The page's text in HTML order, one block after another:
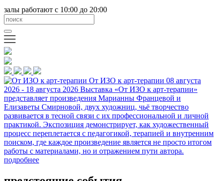
залы работают с 10:00 до 20:00
От ИЗО к арт-терапии 08 августа
2026 - 18 августа 2026 Выставка «От ИЗО к арт-терапии»
представляет произведения Марианны Францевой и
Елизаветы Смирновой, двух художниц, чьё творчество
развивается в тесной связи с их профессиональной и личной
практикой. Экспозиция демонстрирует, как художественный
процесс переплетается с педагогикой, терапией и внутренним
поиском, где каждое произведение является не просто итогом
работы с материалами, но и отражением пути автора.
подробнее